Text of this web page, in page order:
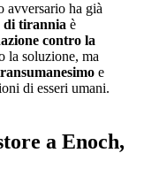
avversario ha già
di tirannia è
contro la
la soluzione, ma
e
di esseri umani.
a Enoch,